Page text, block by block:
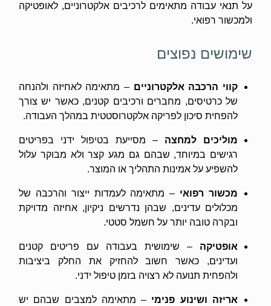
על תנאי עבודה מתאימים לרכיבים אלקטרוניים, לאופטיקה
ולמכשור רפואי.
שימושים נפוצים
קווי הרכבה אלקטרוניים – מתאימה לאחיזה ולהנחה
של כרטיסים, מחברים ורכיבים קטנים, כאשר יש צורך
להפחית סיכון לפריקה אלקטרוסטטית במהלך העבודה.
מוליכים למחצה – מסייעת בטיפול ידני בפריטים
רגישים במיוחד, שבהם גם מגע קצר ולא מבוקר עלול
להשפיע על אמינות התהליך או המוצר.
מכשור רפואי – מתאימה לעמדות ייצור והרכבה של
מכלולים עדינים, שבהן נדרשים ניקיון, אחיזה מדויקת
ובקרה טובה יותר על חשמל סטטי.
אופטיקה – שימושית בעבודה עם פריטים קטנים
ועדינים, כאשר חשוב להחזיק את החלק ביציבות
ולהפחית תנועה לא רצויה בזמן טיפול ידני.
אריזה ושינוע פנימי – מתאימה למצבים שבהם יש